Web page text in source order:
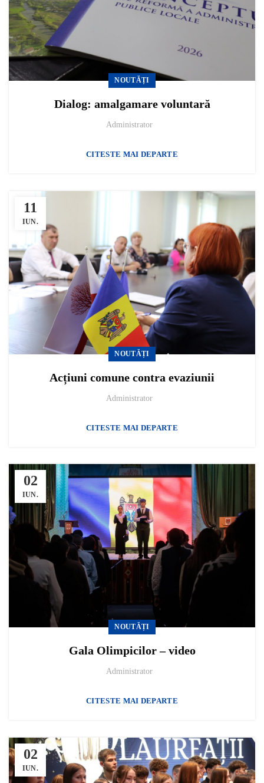
NOUTĂȚI
Dialog: amalgamare voluntară
Administrator
CITESTE MAI DEPARTE
11
IUN.
NOUTĂȚI
Acțiuni comune contra evaziunii
Administrator
CITESTE MAI DEPARTE
02
IUN.
NOUTĂȚI
Gala Olimpicilor – video
Administrator
CITESTE MAI DEPARTE
02
IUN.